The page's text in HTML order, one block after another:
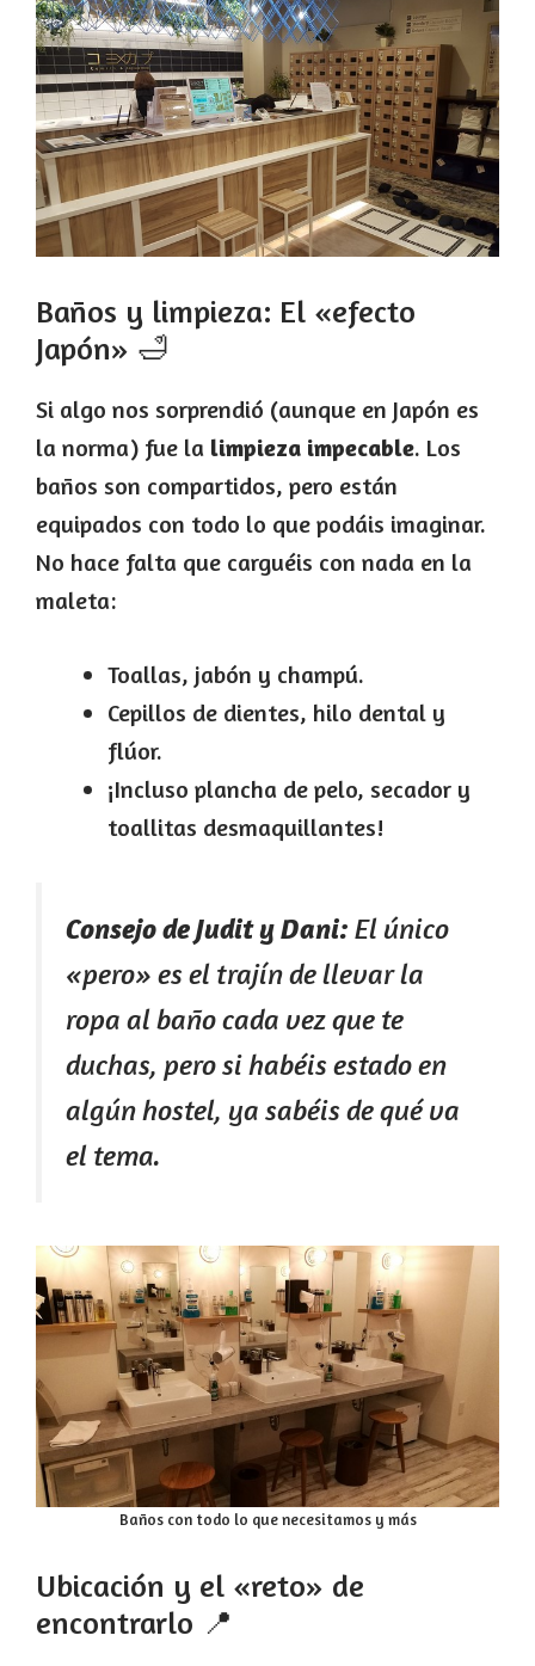
Baños y limpieza: El «efecto
Japón» 🛁
Si algo nos sorprendió (aunque en Japón es
la norma) fue la limpieza impecable. Los
baños son compartidos, pero están
equipados con todo lo que podáis imaginar.
No hace falta que carguéis con nada en la
maleta:
Toallas, jabón y champú.
Cepillos de dientes, hilo dental y
flúor.
¡Incluso plancha de pelo, secador y
toallitas desmaquillantes!
Consejo de Judit y Dani: El único
«pero» es el trajín de llevar la
ropa al baño cada vez que te
duchas, pero si habéis estado en
algún hostel, ya sabéis de qué va
el tema.
Baños con todo lo que necesitamos y más
Ubicación y el «reto» de
encontrarlo 📍